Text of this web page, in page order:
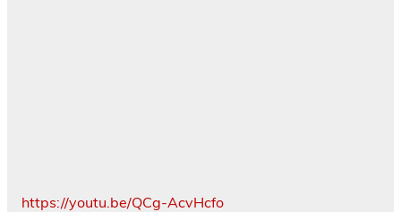
https://youtu.be/QCg-AcvHcfo